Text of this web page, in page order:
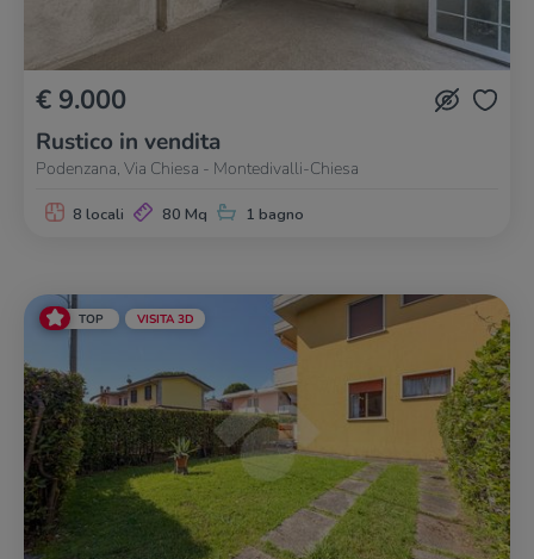
€ 9.000
Rustico in vendita
Podenzana, Via Chiesa - Montedivalli-Chiesa
8 locali 80 Mq 1 bagno
TOP VISITA 3D